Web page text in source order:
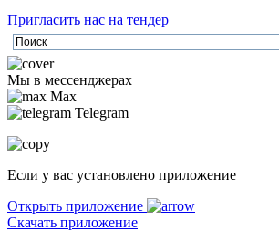
Пригласить нас на тендер
Мы в мессенджерах
Max
Telegram
Если у вас установлено приложение
Открыть приложение
Скачать приложение